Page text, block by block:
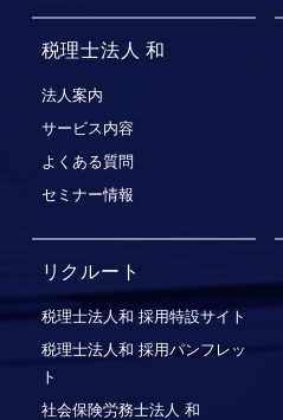
税理士法人 和
法人案内
サービス内容
よくある質問
セミナー情報
リクルート
税理士法人和 採用特設サイト
税理士法人和 採用パンフレッ
ト
社会保険労務⼠法⼈ 和